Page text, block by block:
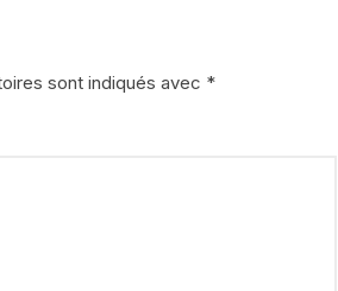
sont indiqués avec *